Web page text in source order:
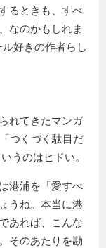
るときも、すべ
なのかもしれま
好きの作者らし
れてきたマンガ
つくづく駄目だ
いうのはヒドい。
港浦を「愛すべ
うね。本当に港
あれば、こんな
そのあたりを勘